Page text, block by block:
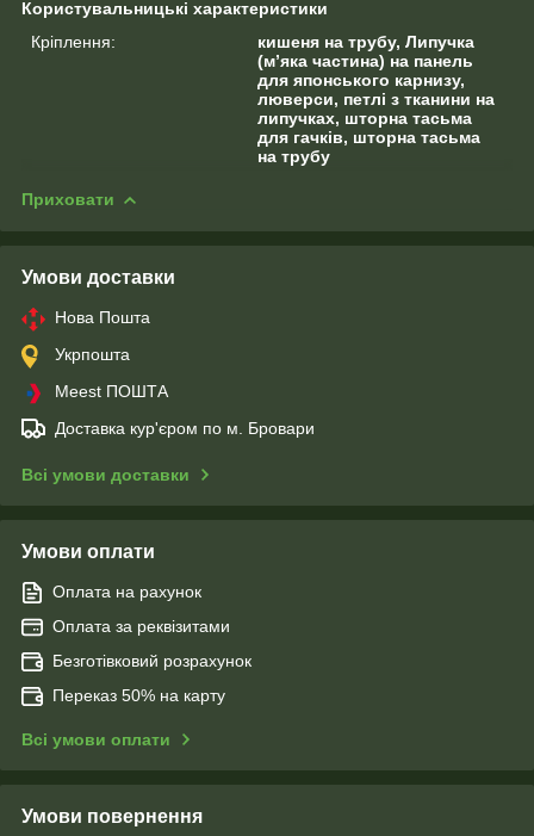
Користувальницькі характеристики
Кріплення:
кишеня на трубу, Липучка
(м’яка частина) на панель
для японського карнизу,
люверси, петлі з тканини на
липучках, шторна тасьма
для гачків, шторна тасьма
на трубу
Приховати
Умови доставки
Нова Пошта
Укрпошта
Meest ПОШТА
Доставка кур'єром по м. Бровари
Всі умови доставки
Умови оплати
Оплата на рахунок
Оплата за реквізитами
Безготівковий розрахунок
Переказ 50% на карту
Всі умови оплати
Умови повернення